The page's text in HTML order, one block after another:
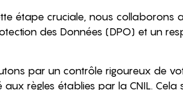
étape cruciale, nous collaborons
des Données (DPO) et un
par un contrôle rigoureux de
aux règles établies par la CNIL. Cela